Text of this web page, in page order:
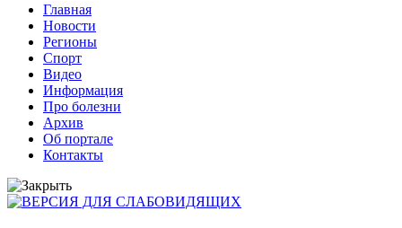
Главная
Новости
Регионы
Спорт
Видео
Информация
Про болезни
Архив
Об портале
Контакты